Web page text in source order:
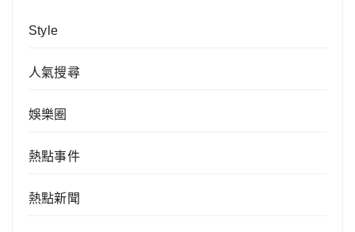
Style
人氣搜尋
娛樂圈
熱點事件
熱點新聞